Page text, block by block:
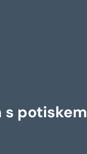
potiskem